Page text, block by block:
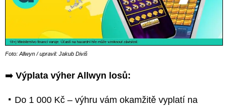
Foto: Allwyn / upravil: Jakub Diviš
➡️ Výplata výher Allwyn losů:
Do 1 000 Kč – výhru vám okamžitě vyplatí na